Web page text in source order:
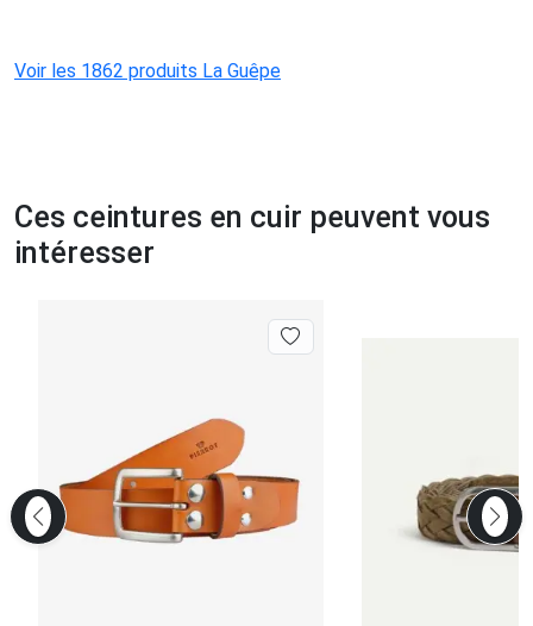
Voir les 1862 produits La Guêpe
Ces ceintures en cuir peuvent vous
intéresser